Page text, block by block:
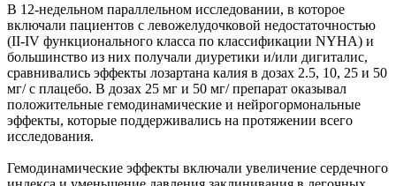
В 12-недельном параллельном исследовании, в которое
включали пациентов с левожелудочковой недостаточностью
(II-IV функционального класса по классификации NYHA) и
большинство из них получали диуретики и/или дигиталис,
сравнивались эффекты лозартана калия в дозах 2.5, 10, 25 и 50
мг/ с плацебо. В дозах 25 мг и 50 мг/ препарат оказывал
положительные гемодинамические и нейрогормональные
эффекты, которые поддерживались на протяжении всего
исследования.
Гемодинамические эффекты включали увеличение сердечного